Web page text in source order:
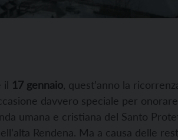
il 17 gennaio, quest’anno la
davvero speciale per
umana e cristiana del Santo
Rendena. Ma a causa delle